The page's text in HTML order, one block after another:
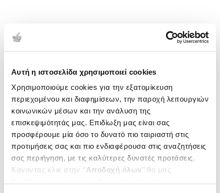
Αυτή η ιστοσελίδα χρησιμοποιεί cookies
Χρησιμοποιούμε cookies για την εξατομίκευση
περιεχομένου και διαφημίσεων, την παροχή λειτουργιών
κοινωνικών μέσων και την ανάλυση της
επισκεψιμότητάς μας. Επιδίωξη μας είναι σας
προσφέρουμε μία όσο το δυνατό πιο ταιριαστή στις
προτιμήσεις σας και πιο ενδιαφέρουσα στις αναζητήσεις
σας περιήγηση, με τις καλύτερες δυνατές προτάσεις.
Κάνοντας κλικ στην ‘’Αποδοχή όλων’’ θα μας